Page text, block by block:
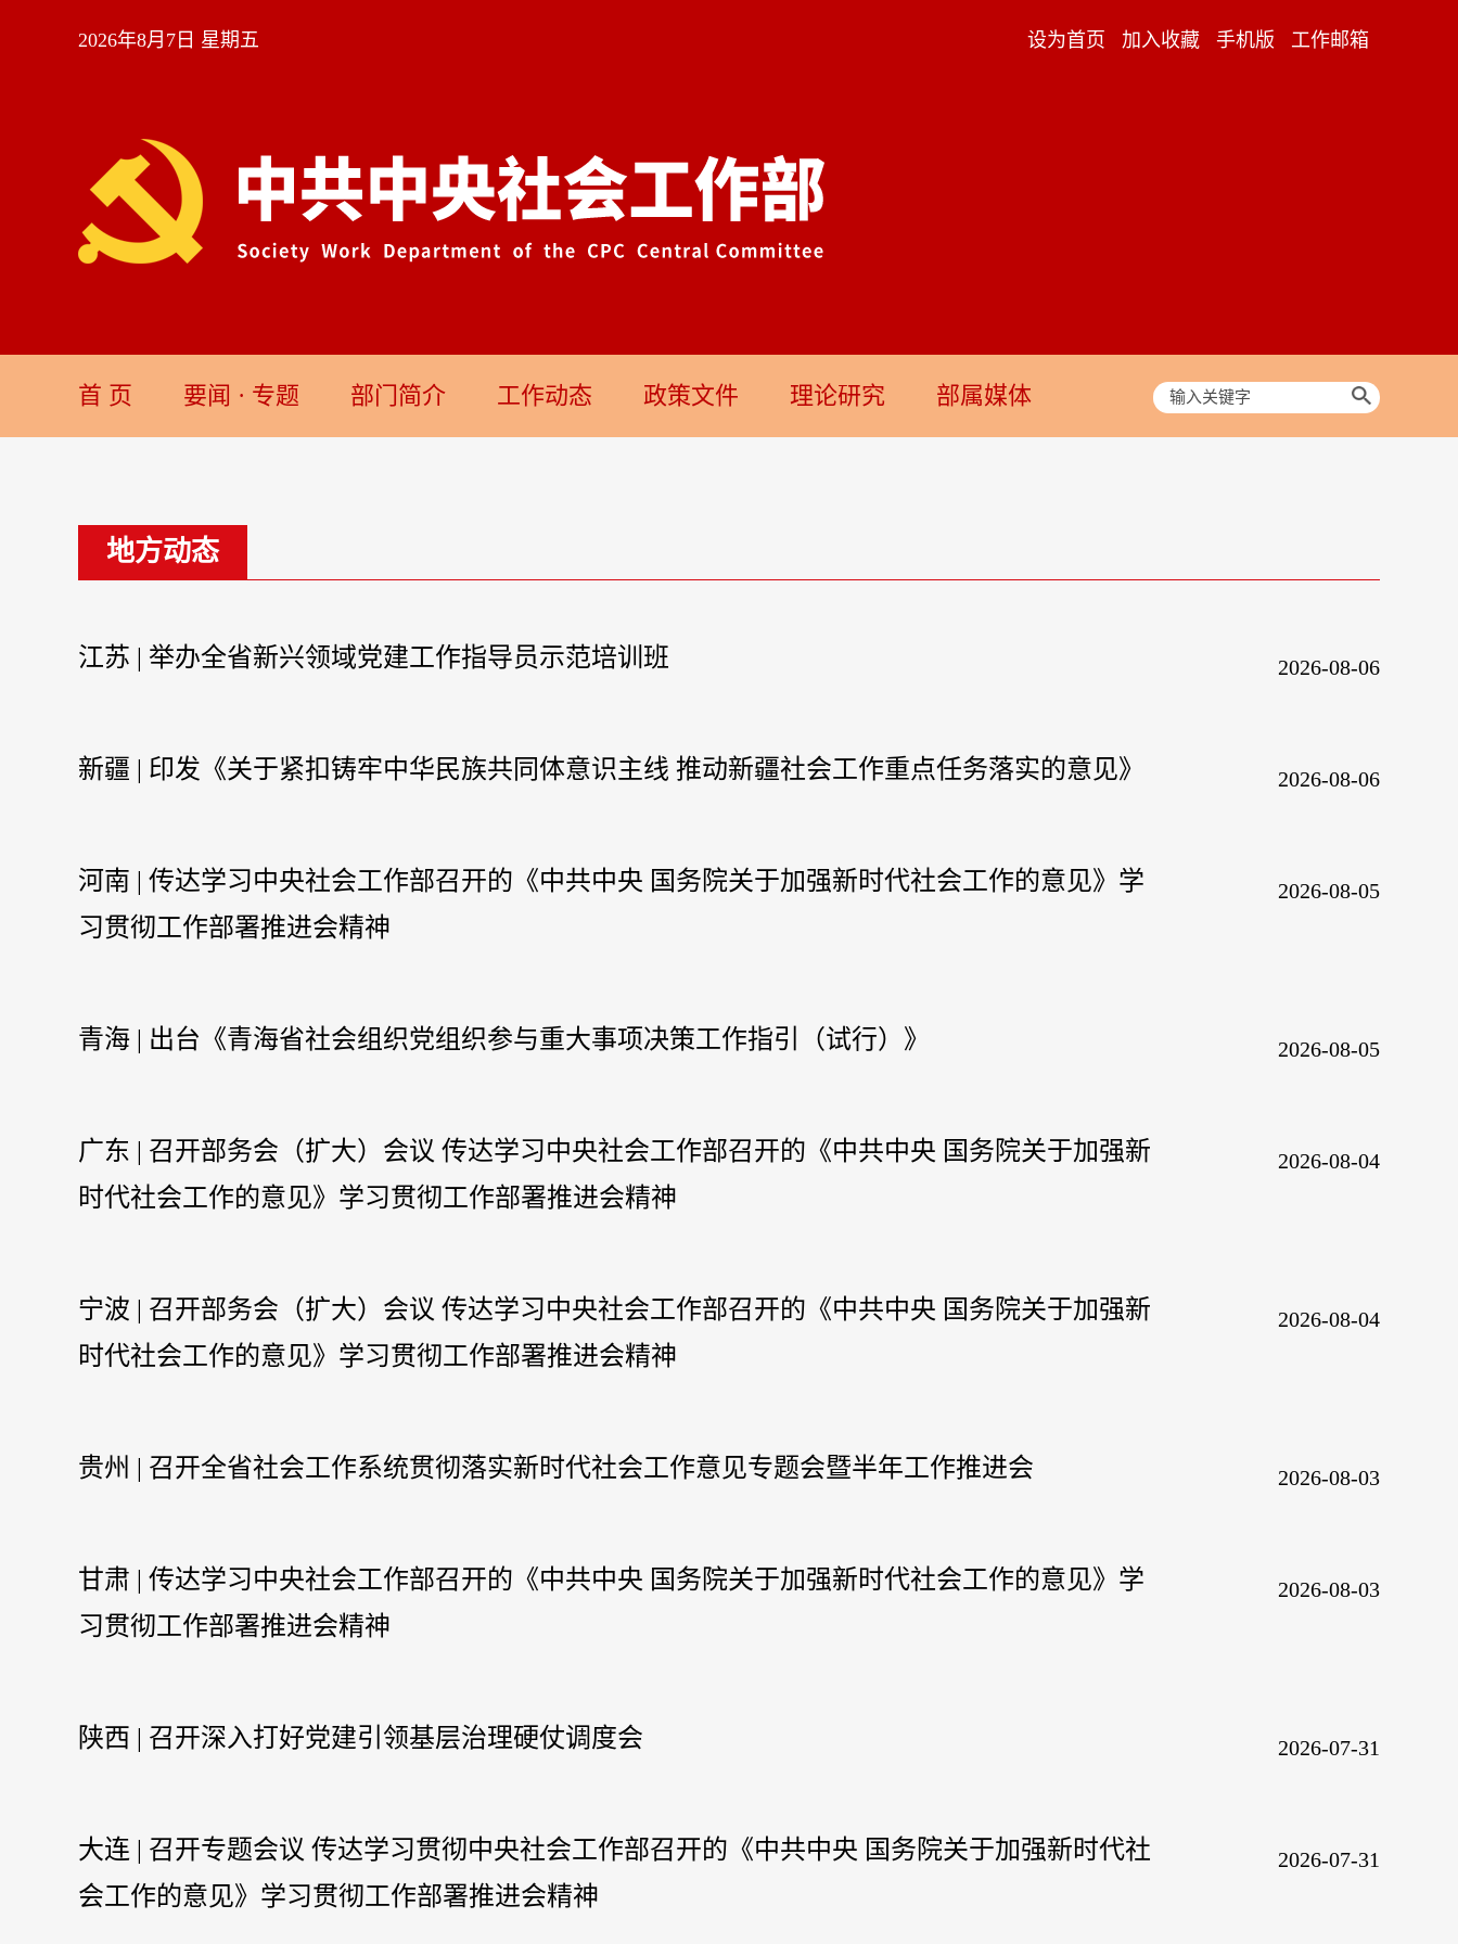
2026年8月7日 星期五 设为首页 加入收藏 手机版 工作邮箱
首 页 要闻 · 专题 部门简介 工作动态 政策文件 理论研究 部属媒体
地方动态
江苏 | 举办全省新兴领域党建工作指导员示范培训班 2026-08-06
新疆 | 印发《关于紧扣铸牢中华民族共同体意识主线 推动新疆社会工作重点任务落实的意见》 2026-08-06
河南 | 传达学习中央社会工作部召开的《中共中央 国务院关于加强新时代社会工作的意见》学
习贯彻工作部署推进会精神
2026-08-05
青海 | 出台《青海省社会组织党组织参与重大事项决策工作指引（试行）》 2026-08-05
广东 | 召开部务会（扩大）会议 传达学习中央社会工作部召开的《中共中央 国务院关于加强新
时代社会工作的意见》学习贯彻工作部署推进会精神
2026-08-04
宁波 | 召开部务会（扩大）会议 传达学习中央社会工作部召开的《中共中央 国务院关于加强新
时代社会工作的意见》学习贯彻工作部署推进会精神
2026-08-04
贵州 | 召开全省社会工作系统贯彻落实新时代社会工作意见专题会暨半年工作推进会 2026-08-03
甘肃 | 传达学习中央社会工作部召开的《中共中央 国务院关于加强新时代社会工作的意见》学
习贯彻工作部署推进会精神
2026-08-03
陕西 | 召开深入打好党建引领基层治理硬仗调度会 2026-07-31
大连 | 召开专题会议 传达学习贯彻中央社会工作部召开的《中共中央 国务院关于加强新时代社
会工作的意见》学习贯彻工作部署推进会精神
2026-07-31